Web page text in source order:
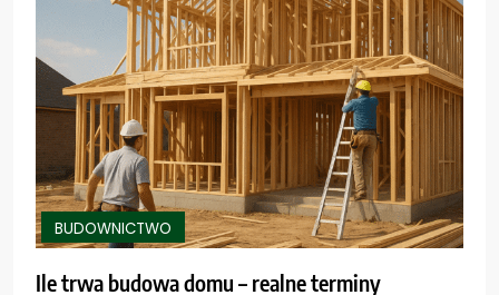
BUDOWNICTWO
Ile trwa budowa domu – realne terminy